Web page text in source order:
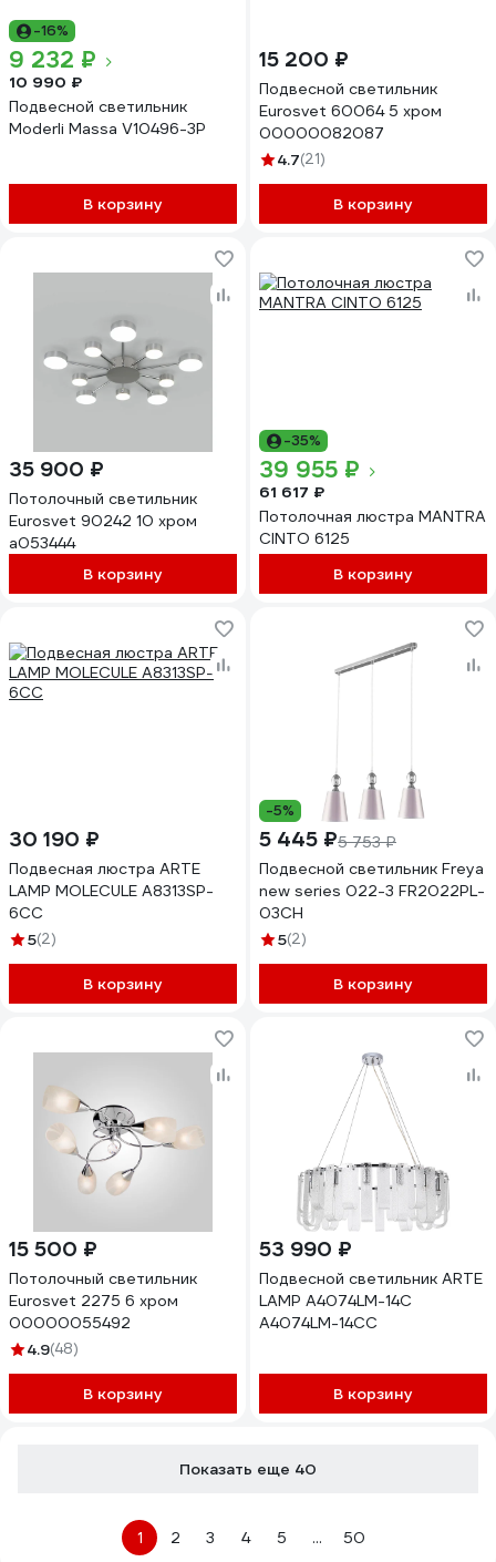
-16%
9 232 ₽
10 990 ₽
Подвесной светильник
Moderli Massa V10496-3P
В корзину
15 200 ₽
Подвесной светильник
Eurosvet 60064 5 хром
00000082087
4.7(21)
В корзину
35 900 ₽
Потолочный светильник
Eurosvet 90242 10 хром
a053444
В корзину
-35%
39 955 ₽
61 617 ₽
Потолочная люстра MANTRA
CINTO 6125
В корзину
30 190 ₽
Подвесная люстра ARTE
LAMP MOLECULE A8313SP-
6CC
5(2)
В корзину
-5%
5 445 ₽5 753 ₽
Подвесной светильник Freya
new series 022-3 FR2022PL-
03CH
5(2)
В корзину
15 500 ₽
Потолочный светильник
Eurosvet 2275 6 хром
00000055492
4.9(48)
В корзину
53 990 ₽
Подвесной светильник ARTE
LAMP A4074LM-14C
A4074LM-14CC
В корзину
Показать еще 40
1 2 3 4 5 ... 50